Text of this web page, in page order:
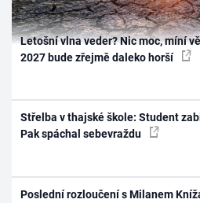
Letošní vlna veder? Nic moc, míní
2027 bude zřejmě daleko horší
Střelba v thajské škole: Student
Pak spáchal sebevraždu
Poslední rozloučení s Milanem